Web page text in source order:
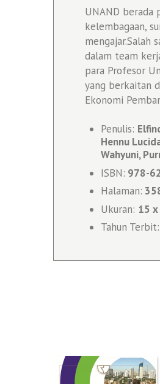
UNAND berada
kelembagaan,
mengajar.Salah
dalam team
para Profesor
yang berkaitan
Ekonomi
Penulis:
Hennu
Wahyuni,
ISBN: 978-
Halaman:
Ukuran: 15
Tahun Terbit: